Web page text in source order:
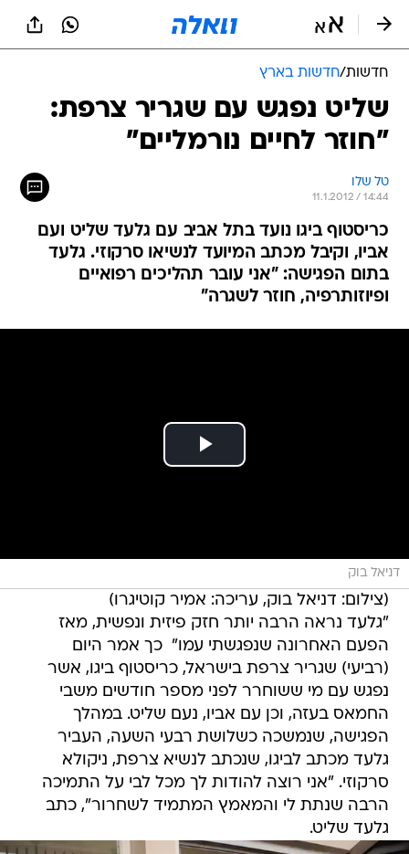
חדשות/חדשות בארץ
שליט נפגש עם שגריר צרפת:
"חוזר לחיים נורמליים"
טל שלו
11.1.2012 / 14:44
כריסטוף ביגו נועד בתל אביב עם גלעד שליט ועם
אביו, וקיבל מכתב המיועד לנשיאו סרקוזי. גלעד
בתום הפגישה: "אני עובר תהליכים רפואיים
ופיוזותרפיה, חוזר לשגרה"
דניאל בוק
(צילום: דניאל בוק, עריכה: אמיר קוטיגרו)
"גלעד נראה הרבה יותר חזק פיזית ונפשית, מאז
הפעם האחרונה שנפגשתי עמו"  כך אמר היום
(רביעי) שגריר צרפת בישראל, כריסטוף ביגו, אשר
נפגש עם מי ששוחרר לפני מספר חודשים משבי
החמאס בעזה, וכן עם אביו, נעם שליט. במהלך
הפגישה, שנמשכה כשלושת רבעי השעה, העביר
גלעד מכתב לביגו, שנכתב לנשיא צרפת, ניקולא
סרקוזי. "אני רוצה להודות לך מכל לבי על התמיכה
הרבה שנתת לי והמאמץ המתמיד לשחרור", כתב
גלעד שליט.